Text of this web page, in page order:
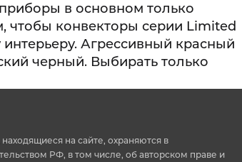
в основном только
чтобы конвекторы серии Limited
Агрессивный красный
черный. Выбирать только
на сайте, охраняются в
РФ, в том числе, об авторском праве и